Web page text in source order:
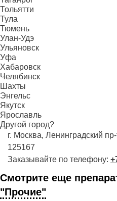
Тольятти
Тула
Тюмень
Улан-Удэ
Ульяновск
Уфа
Хабаровск
Челябинск
Шахты
Энгельс
Якутск
Ярославль
Другой город?
г. Москва, Ленинградский
125167
Заказывайте по телефону:
Смотрите еще
"Прочие"